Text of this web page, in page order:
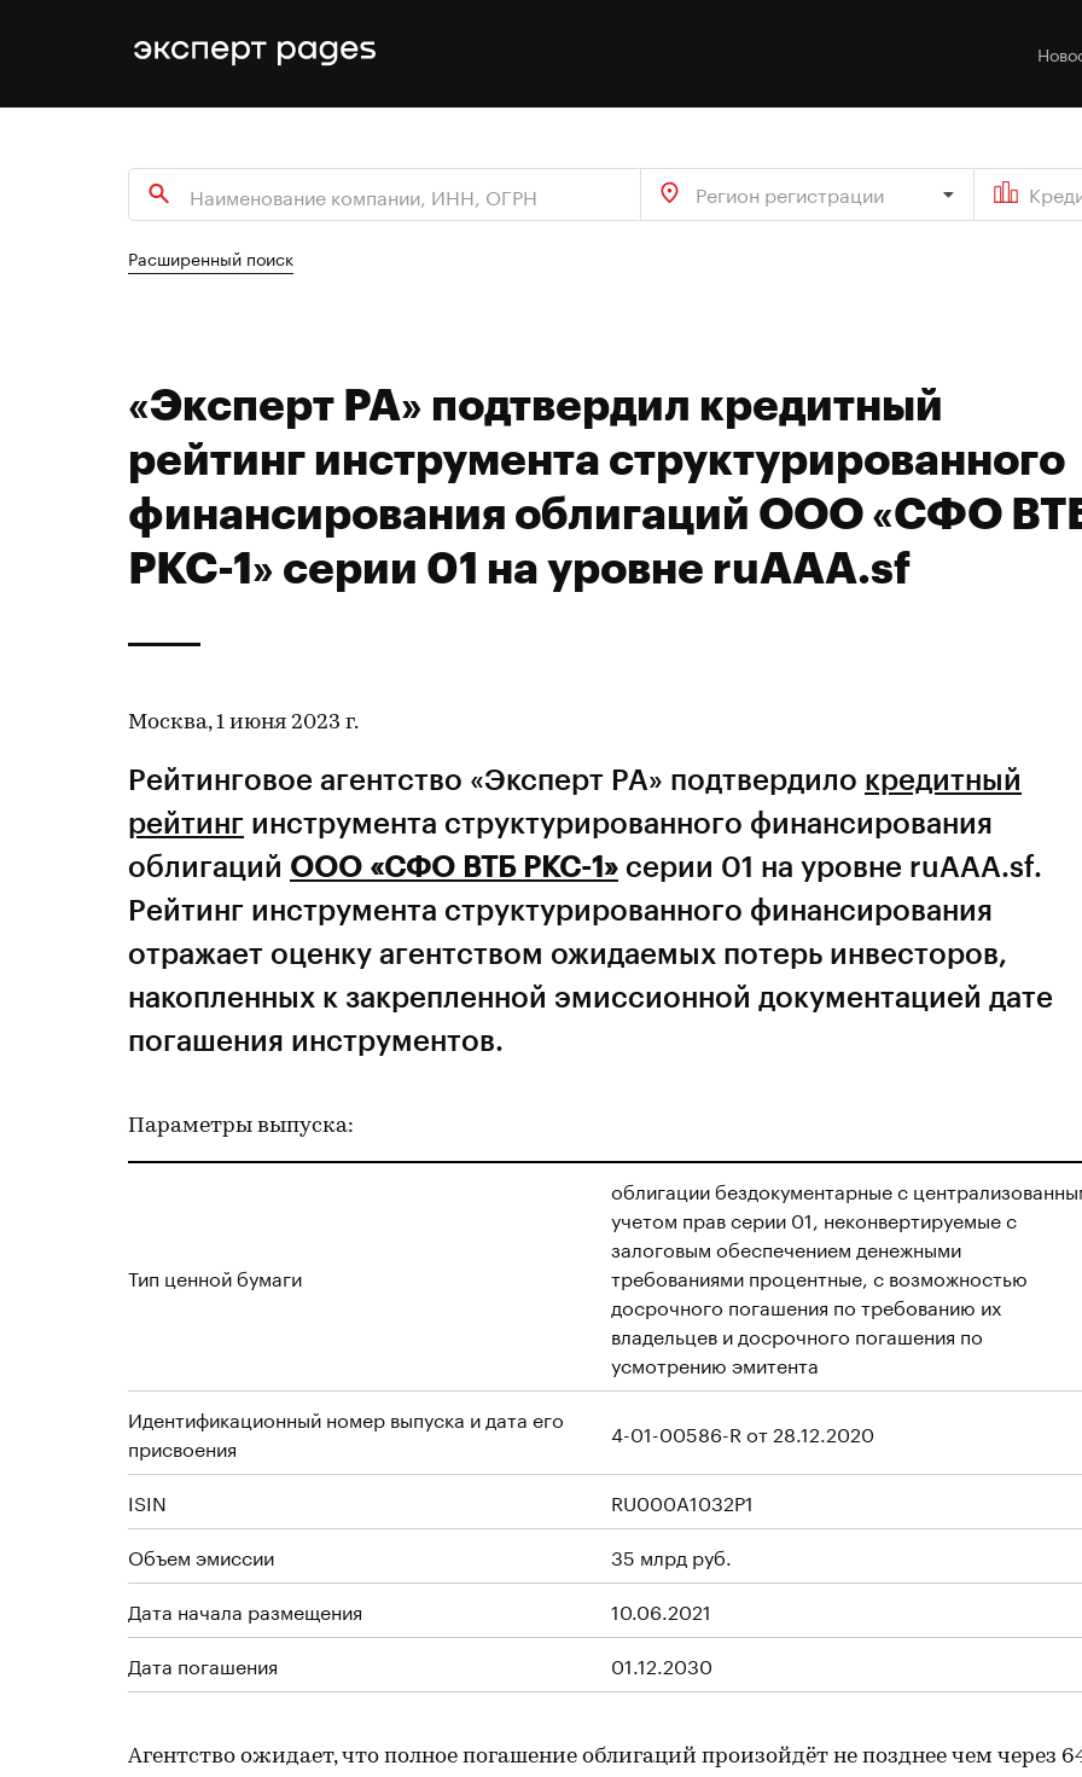
Регион регистрации
Расширенный поиск
«Эксперт РА» подтвердил кредитный
рейтинг инструмента структурированного
финансирования облигаций ООО «СФО
РКС-1» серии 01 на уровне ruAAA.sf
Москва, 1 июня 2023 г.
Рейтинговое агентство «Эксперт РА» подтвердило кредитный
рейтинг инструмента структурированного финансирования
облигаций ООО «СФО ВТБ РКС-1» серии 01 на уровне ruAAA.sf.
Рейтинг инструмента структурированного финансирования
отражает оценку агентством ожидаемых потерь инвесторов,
накопленных к закрепленной эмиссионной документацией дате
погашения инструментов.
Параметры выпуска:
Тип ценной бумаги
облигации бездокументарные с
учетом прав серии 01, неконвертируемые с
залоговым обеспечением денежными
требованиями процентные, с возможностью
досрочного погашения по требованию их
владельцев и досрочного погашения по
усмотрению эмитента
Идентификационный номер выпуска и дата его
присвоения
4-01-00586-R от 28.12.2020
ISIN
RU000A1032P1
Объем эмиссии
35 млрд руб.
Дата начала размещения
10.06.2021
Дата погашения
01.12.2030
Агентство ожидает, что полное погашение облигаций произойдёт не позднее чем через